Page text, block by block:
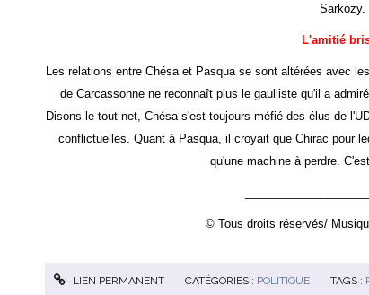
Sarkozy.
L'amitié
Les relations entre Chésa et Pasqua se sont altérées avec
de Carcassonne ne reconnaît plus le gaulliste qu'il a
Disons-le tout net, Chésa s'est toujours méfié des élus de
conflictuelles. Quant à Pasqua, il croyait que Chirac pour
qu'une machine à perdre.
© Tous droits réservés/
LIEN PERMANENT CATÉGORIES : POLITIQUE TAGS :